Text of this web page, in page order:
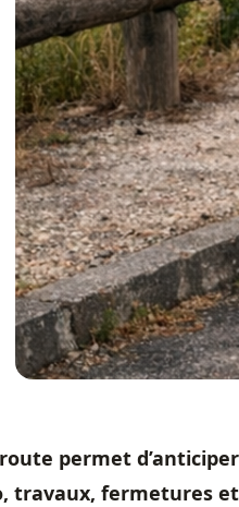
permet
travaux, fermetures et